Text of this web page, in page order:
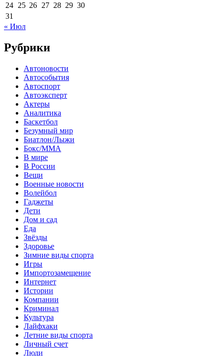
24 25 26 27 28 29 30
31
« Июл
Рубрики
Автоновости
Автособытия
Автоспорт
Автоэксперт
Актеры
Аналитика
Баскетбол
Безумный мир
Биатлон/Лыжи
Бокс/MMA
В мире
В России
Вещи
Военные новости
Волейбол
Гаджеты
Дети
Дом и сад
Еда
Звёзды
Здоровье
Зимние виды спорта
Игры
Импортозамещение
Интернет
Истории
Компании
Криминал
Культура
Лайфхаки
Летние виды спорта
Личный счет
Люди